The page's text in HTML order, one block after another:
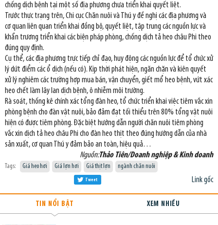
chống dịch bệnh tại một số địa phương chưa triển khai quyết liệt.
Trước thực trạng trên, Chi cục Chăn nuôi và Thú y đề nghị các địa phương và
cơ quan liên quan triển khai đồng bộ, quyết liệt, tập trung các nguồn lực và
khẩn trương triển khai các biện pháp phòng, chống dịch tả heo châu Phi theo
đúng quy định.
Cụ thể, các địa phương trực tiếp chỉ đạo, huy động các nguồn lực để tổ chức xử
lý dứt điểm các ổ dịch (nếu có). Kịp thời phát hiện, ngăn chặn và kiên quyết
xử lý nghiêm các trường hợp mua bán, vận chuyển, giết mổ heo bệnh, vứt xác
heo chết làm lây lan dịch bệnh, ô nhiễm môi trường.
Rà soát, thống kê chính xác tổng đàn heo, tổ chức triển khai việc tiêm vắc xin
phòng bệnh cho đàn vật nuôi, bảo đảm đạt tối thiểu trên 80% tổng vật nuôi
hiện có được tiêm phòng. Đặc biệt hướng dẫn người chăn nuôi tiêm phòng
vắc xin dịch tả heo châu Phi cho đàn heo thịt theo đúng hướng dẫn của nhà
sản xuất, cơ quan Thú y đảm bảo an toàn, hiệu quả…
Nguồn:Thảo Tiên/Doanh nghiệp & Kinh doanh
Tags: Giá heo hơi Giá lợn hơi Giá thịt lợn ngành chăn nuôi
Link gốc
Tweet
TIN NỔI BẬT XEM NHIỀU